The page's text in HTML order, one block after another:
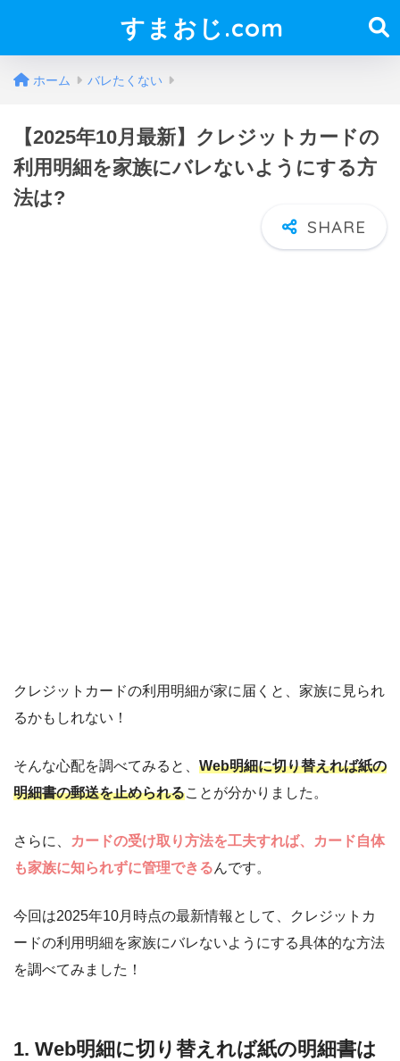
すまおじ.com
ホーム バレたくない
【2025年10月最新】クレジットカードの
利用明細を家族にバレないようにする方
法は?
クレジットカードの利用明細が家に届くと、家族に見られ
るかもしれない！
そんな心配を調べてみると、 Web明細に切り替えれば紙の
明細書の郵送を止められることが分かりました。
さらに、
カードの受け取り方法を工夫すれば、カード自体
も家族に知られずに管理できるんです。
今回は2025年10月時点の最新情報として、クレジットカ
ードの利用明細を家族にバレないようにする具体的な方法
を調べてみました！
1. Web明細に切り替えれば紙の明細書は